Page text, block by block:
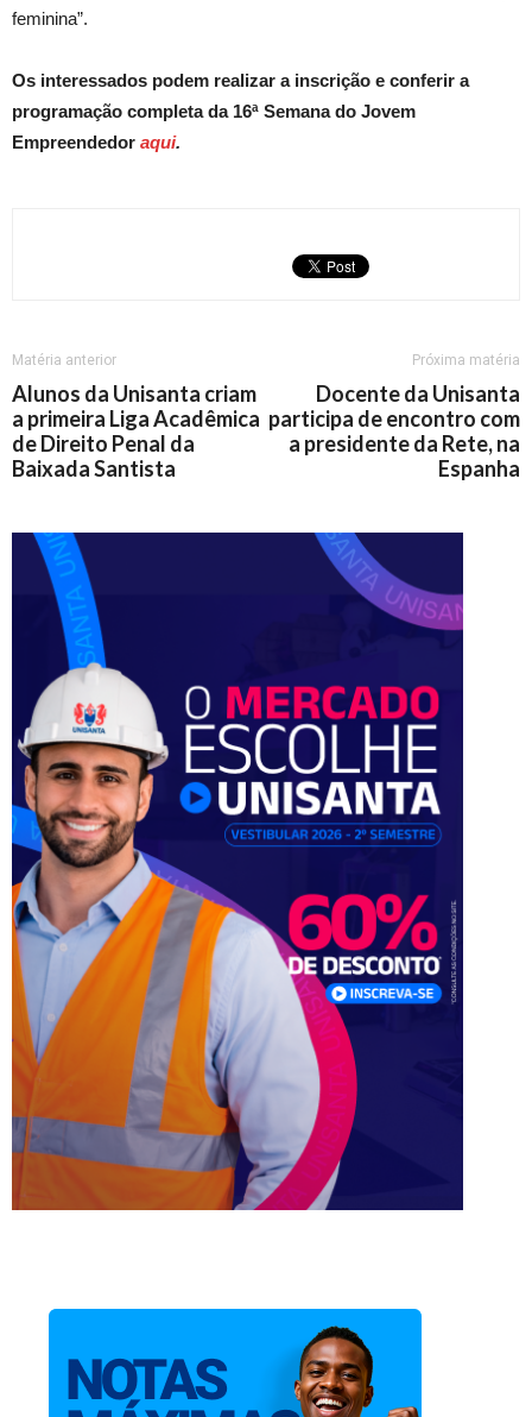
feminina”.
Os interessados podem realizar a inscrição e conferir a
programação completa da 16ª Semana do Jovem
Empreendedor aqui.
Matéria anterior
Alunos da Unisanta criam
a primeira Liga Acadêmica
de Direito Penal da
Baixada Santista
Próxima matéria
Docente da Unisanta
participa de encontro com
a presidente da Rete, na
Espanha